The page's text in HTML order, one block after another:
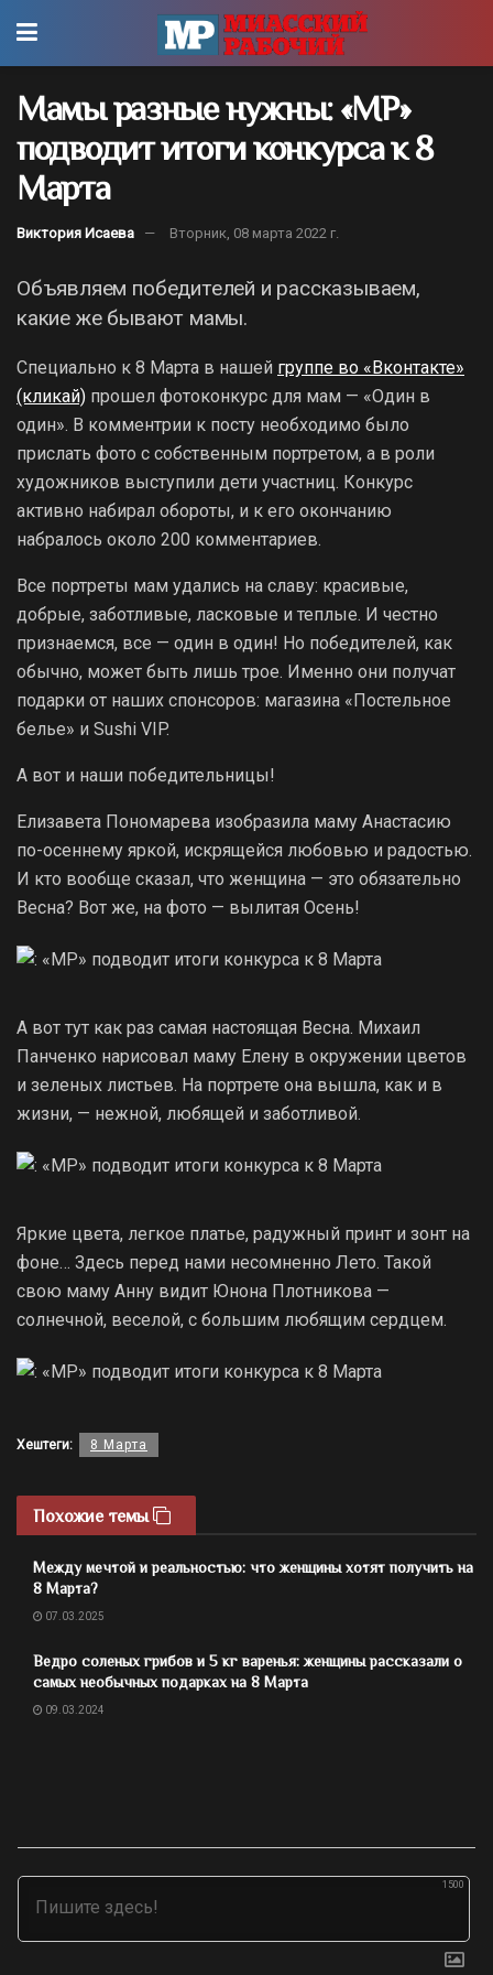
Мамы разные нужны: «МР»
подводит итоги конкурса к 8
Марта
Виктория Исаева Вторник, 08 марта 2022 г.
Объявляем победителей и рассказываем,
какие же бывают мамы.
Специально к 8 Марта в нашей группе во «Вконтакте»
(кликай) прошел фотоконкурс для мам — «Один в
один». В комментрии к посту необходимо было
прислать фото с собственным портретом, а в роли
художников выступили дети участниц. Конкурс
активно набирал обороты, и к его окончанию
набралось около 200 комментариев.
Все портреты мам удались на славу: красивые,
добрые, заботливые, ласковые и теплые. И честно
признаемся, все — один в один! Но победителей, как
обычно, может быть лишь трое. Именно они получат
подарки от наших спонсоров: магазина «Постельное
белье» и Sushi VIP.
А вот и наши победительницы!
Елизавета Пономарева изобразила маму Анастасию
по-осеннему яркой, искрящейся любовью и радостью.
И кто вообще сказал, что женщина — это обязательно
Весна? Вот же, на фото — вылитая Осень!
А вот тут как раз самая настоящая Весна. Михаил
Панченко нарисовал маму Елену в окружении цветов
и зеленых листьев. На портрете она вышла, как и в
жизни, — нежной, любящей и заботливой.
Яркие цвета, легкое платье, радужный принт и зонт на
фоне… Здесь перед нами несомненно Лето. Такой
свою маму Анну видит Юнона Плотникова —
солнечной, веселой, с большим любящим сердцем.
Хештеги: 8 Марта
Похожие темы
Между мечтой и реальностью: что женщины хотят получить на
8 Марта?
07.03.2025
Ведро соленых грибов и 5 кг варенья: женщины рассказали о
самых необычных подарках на 8 Марта
09.03.2024
1500